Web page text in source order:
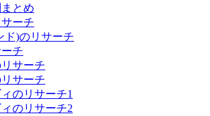
とめ
ーチ
ド)のリサーチ
チ
サーチ
サーチ
のリサーチ1
のリサーチ2